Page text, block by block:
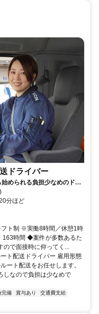
ドライバー
められる負担少なめのドラ
分ほど
ト制 ※実働8時間／休憩1時
163時間 ◆案件が多数あるた
ので面接時に仰ってく...
ト配送ドライバー 雇用形態
ート配送をお任せします。
しなので負担は少なめで
完備 賞与あり
交通費支給